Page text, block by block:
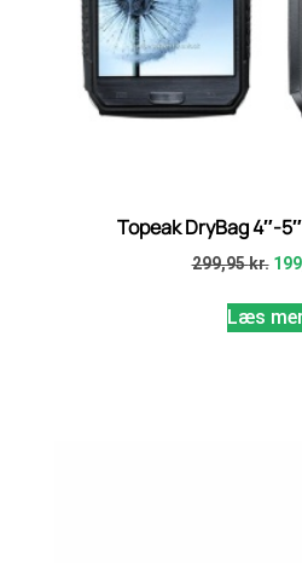
Topeak DryBag 4″-
299,95kr.
Læs